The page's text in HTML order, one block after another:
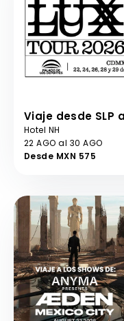
Viaje desde SLP
Hotel NH
22 AGO al 30 AGO
Desde MXN 575